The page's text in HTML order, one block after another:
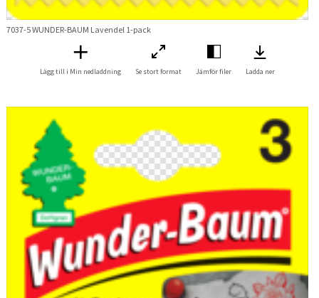
7037-5 WUNDER-BAUM Lavendel 1-pack
Lägg till i Min nedladdning Se stort format Jämför filer Ladda ner